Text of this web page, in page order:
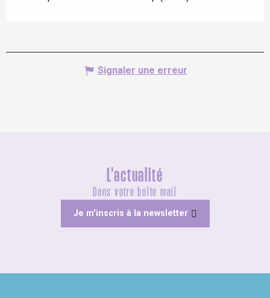
Signaler une erreur
L'actualité
Dans votre boîte mail
Je m'inscris à la newsletter